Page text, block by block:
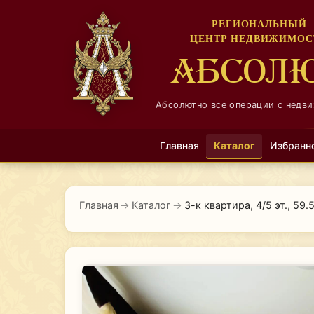
РЕГИОНАЛЬНЫЙ
ЦЕНТР
Абсолютно все операции с
Главная Каталог
Главная → Каталог → 3-к квартира, 4/5 эт.,